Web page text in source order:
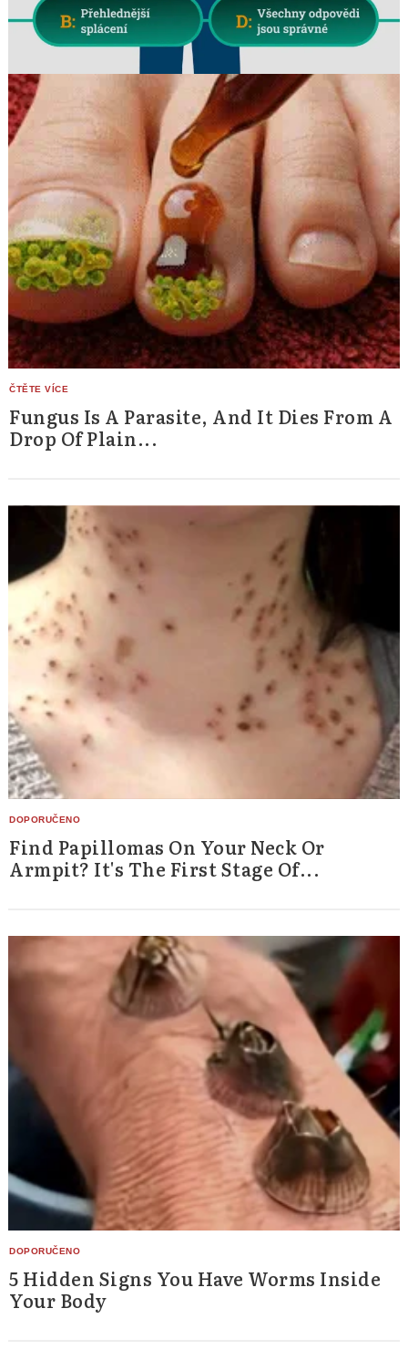
Fungus Is A Parasite, And It Dies From A
Drop Of Plain...
Find Papillomas On Your Neck Or
Armpit? It's The First Stage Of...
5 Hidden Signs You Have Worms Inside
Your Body